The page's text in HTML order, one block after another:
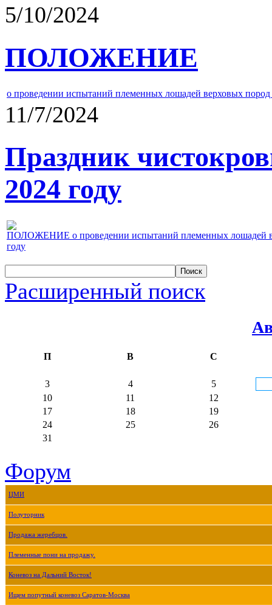
5/10/2024
ПОЛОЖЕНИЕ
о проведении испытаний племенных лошадей верховых
11/7/2024
Праздник
2024 году
ПОЛОЖЕНИЕ о проведении испытаний племенных лошадей
году
Расширенный поиск
П В С
3 4
5
10
11
12
17
18
19
24
25
26
31
Форум
ЦМИ
Полуторник
Продажа жеребцов.
Племенные пони на продажу.
Коневоз на Дальний Восток!
Ищем попутный коневоз Саратов-Москва